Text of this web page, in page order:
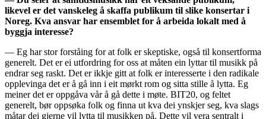
likevel er det vanskeleg å skaffa publikum til slike konsertar i
Noreg. Kva ansvar har ensemblet for å arbeida lokalt med å
byggja interesse?
— Eg har stor forståing for at folk er skeptiske, også til konsertforma
generelt. Det er ei utfordring for oss at måten ein lyttar til musikk på
endrar seg raskt. Det er ikkje gitt at folk er interesserte i den radikale
opplevinga det er å gå inn i eit mørkt rom og sitta stille å lytta. Eg
meiner det er oppgåva vår å gå dette i møte. BIT20, og feltet
generelt, bør oppsøka folk og finna ut kva dei ynskjer seg, kva slags
måtar dei gjerne vil lytta til musikken på. Dette vil vera sentralt i